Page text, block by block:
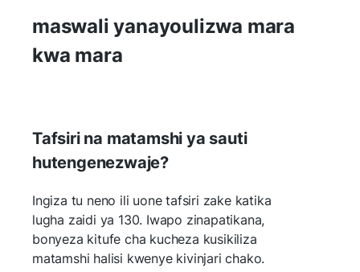
maswali yanayoulizwa mara
kwa mara
Tafsiri na matamshi ya sauti
hutengenezwaje?
Ingiza tu neno ili uone tafsiri zake katika
lugha zaidi ya 130. Iwapo zinapatikana,
bonyeza kitufe cha kucheza kusikiliza
matamshi halisi kwenye kivinjari chako.